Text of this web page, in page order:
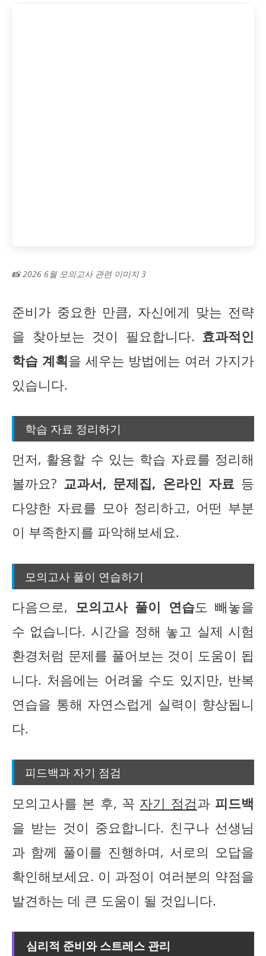
📸 2026 6월 모의고사 관련 이미지 3
준비가 중요한 만큼, 자신에게 맞는 전략
을 찾아보는 것이 필요합니다. 효과적인
학습 계획을 세우는 방법에는 여러 가지가
있습니다.
학습 자료 정리하기
먼저, 활용할 수 있는 학습 자료를 정리해
볼까요? 교과서, 문제집, 온라인 자료등
다양한 자료를 모아 정리하고, 어떤 부분
이 부족한지를 파악해보세요.
모의고사 풀이 연습하기
다음으로, 모의고사 풀이 연습도 빼놓을
수 없습니다. 시간을 정해 놓고 실제 시험
환경처럼 문제를 풀어보는 것이 도움이 됩
니다. 처음에는 어려울 수도 있지만, 반복
연습을 통해 자연스럽게 실력이 향상됩니
다.
피드백과 자기 점검
모의고사를 본 후, 꼭 자기 점검과 피드백
을 받는 것이 중요합니다. 친구나 선생님
과 함께 풀이를 진행하며, 서로의 오답을
확인해보세요. 이 과정이 여러분의 약점을
발견하는 데 큰 도움이 될 것입니다.
심리적 준비와 스트레스 관리